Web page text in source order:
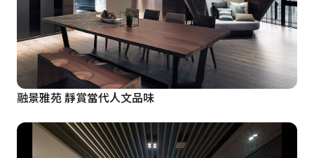
融景雅苑 靜賞當代人文品味